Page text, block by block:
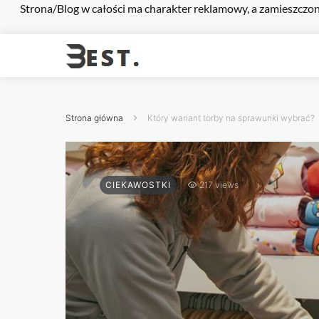
Strona/Blog w całości ma charakter reklamowy, a
Strona główna Który wariant torby na sprawunki wybrać?
CIEKAWOSTKI 217 views